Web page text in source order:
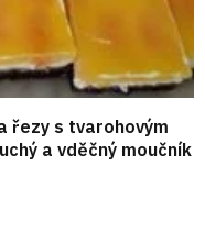
řezy s tvarohovým
a vděčný moučník